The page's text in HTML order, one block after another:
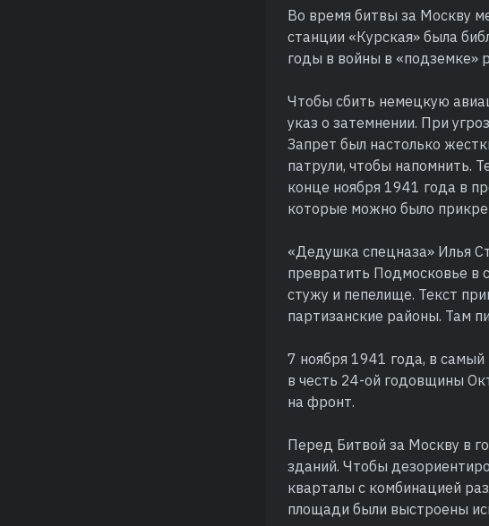
Во время битвы за Москву
станции «Курская» была
годы в войны в «подземке»
Чтобы сбить немецкую
указ о затемнении. При
Запрет был настолько
патрули, чтобы напомнить.
конце ноября 1941 года в
которые можно было
«Дедушка спецназа» Илья
превратить Подмосковье в
стужу и пепелище. Текст
партизанские районы. Там
7 ноября 1941 года, в
в честь 24-ой годовщины
на фронт.
Перед Битвой за Москву в
зданий. Чтобы
кварталы с комбинацией
площади были выстроены